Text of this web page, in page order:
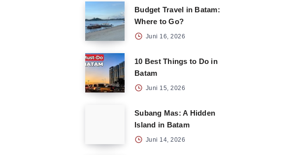
Budget Travel in Batam:
Where to Go?
Juni 16, 2026
10 Best Things to Do in
Batam
Juni 15, 2026
Subang Mas: A Hidden
Island in Batam
Juni 14, 2026